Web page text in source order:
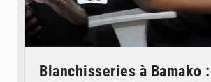
Blanchisseries à Bamako